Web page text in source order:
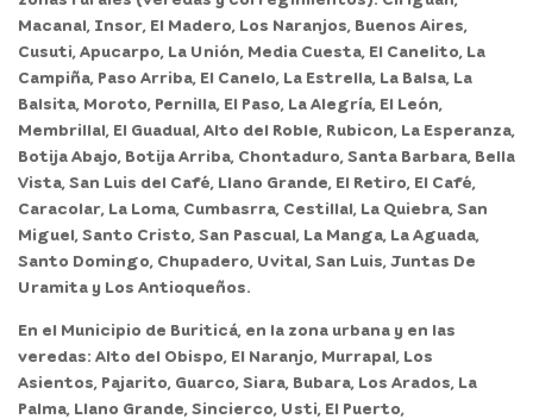
Macanal, Insor, El Madero, Los Naranjos, Buenos Aires,
Cusuti, Apucarpo, La Unión, Media Cuesta, El Canelito, La
Campiña, Paso Arriba, El Canelo, La Estrella, La Balsa, La
Balsita, Moroto, Pernilla, El Paso, La Alegría, El León,
Membrillal, El Guadual, Alto del Roble, Rubicon, La Esperanza,
Botija Abajo, Botija Arriba, Chontaduro, Santa Barbara, Bella
Vista, San Luis del Café, Llano Grande, El Retiro, El Café,
Caracolar, La Loma, Cumbasrra, Cestillal, La Quiebra, San
Miguel, Santo Cristo, San Pascual, La Manga, La Aguada,
Santo Domingo, Chupadero, Uvital, San Luis, Juntas De
Uramita y Los Antioqueños.
En el Municipio de Buriticá, en la zona urbana y en las
veredas: Alto del Obispo, El Naranjo, Murrapal, Los
Asientos, Pajarito, Guarco, Siara, Bubara, Los Arados, La
Palma, Llano Grande, Sincierco, Usti, El Puerto,